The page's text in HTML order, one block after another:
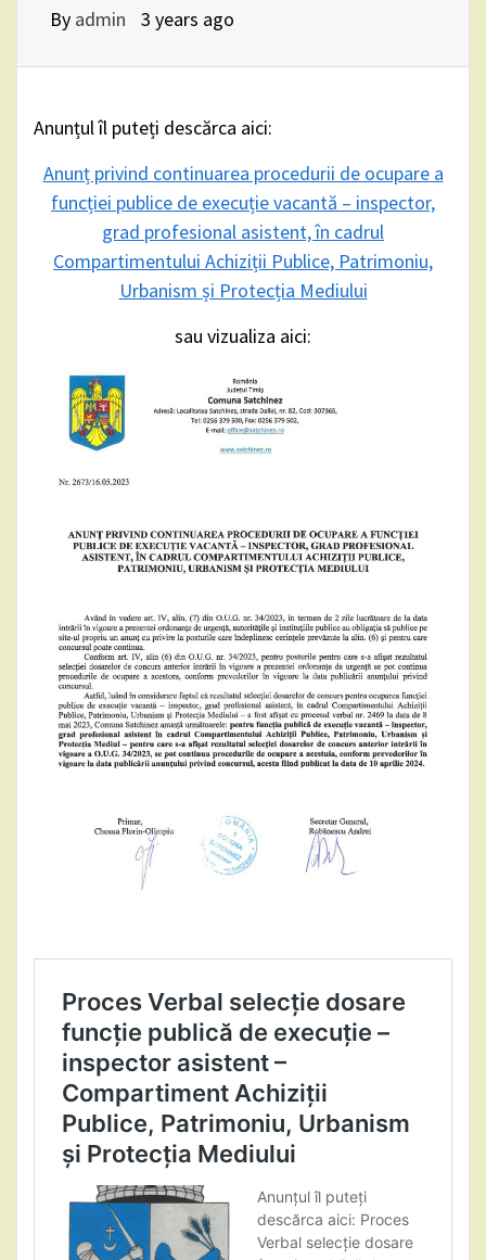
By admin 3 years ago
Anunțul îl puteți descărca aici:
Anunț privind continuarea procedurii de ocupare a
funcției publice de execuție vacantă – inspector,
grad profesional asistent, în cadrul
Compartimentului Achiziții Publice, Patrimoniu,
Urbanism și Protecția Mediului
sau vizualiza aici: